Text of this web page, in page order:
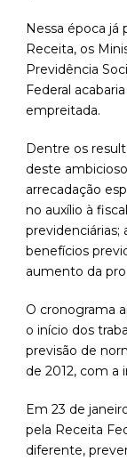
Nessa época
Receita, os
Previdência
Federal
empreitada.
Dentre os
deste
arrecadação
no auxílio à
previdenciárias;
benefícios
aumento da
O cronograma
o início dos
previsão de
de 2012, com
Em 23 de
pela Receita
diferente,